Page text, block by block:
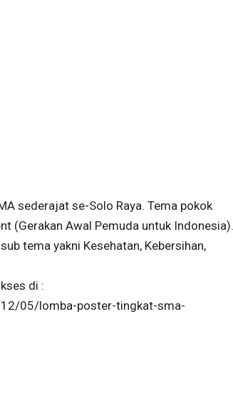
sederajat se-Solo Raya. Tema pokok
(Gerakan Awal Pemuda untuk Indonesia).
tema yakni Kesehatan, Kebersihan,
di :
05/lomba-poster-tingkat-sma-